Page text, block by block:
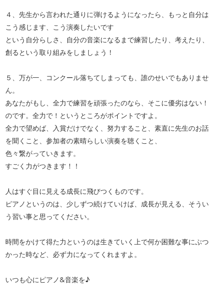
４、先生から言われた通りに弾けるようになったら、もっと自分は
こう感じます、こう演奏したいです
という自分らしさ、自分の音楽になるまで練習したり、考えたり、
創るという取り組みをしましょう！
５、万が一、コンクール落ちてしまっても、誰のせいでもありませ
ん。
あなたがもし、全力で練習を頑張ったのなら、そこに優劣はない！
のです。全力で！というところがポイントですよ。
全力で望めば、入賞だけでなく、努力すること、素直に先生のお話
を聞くこと、参加者の素晴らしい演奏を聴くこと、
色々繋がっていきます。
すごく力がつきます！！
人はすぐ目に見える成長に飛びつくものです。
ピアノというのは、少しずつ続けていけば、成長が見える、そうい
う習い事と思ってください。
時間をかけて得た力というのは生きていく上で何か困難な事にぶつ
かった時など、必ず力になってくれますよ。
いつも心にピアノ&音楽を♪